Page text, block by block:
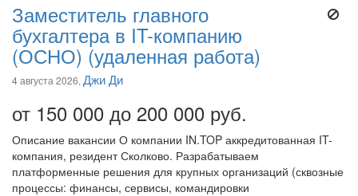
Заместитель главного
бухгалтера в IT-компанию
(ОСНО) (удаленная работа)
4 августа 2026, Джи Ди
от 150 000 до 200 000 руб.
Описание вакансии О компании IN.TOP аккредитованная IT-
компания, резидент Сколково. Разрабатываем
платформенные решения для крупных организаций (сквозные
процессы: финансы, сервисы, командировки